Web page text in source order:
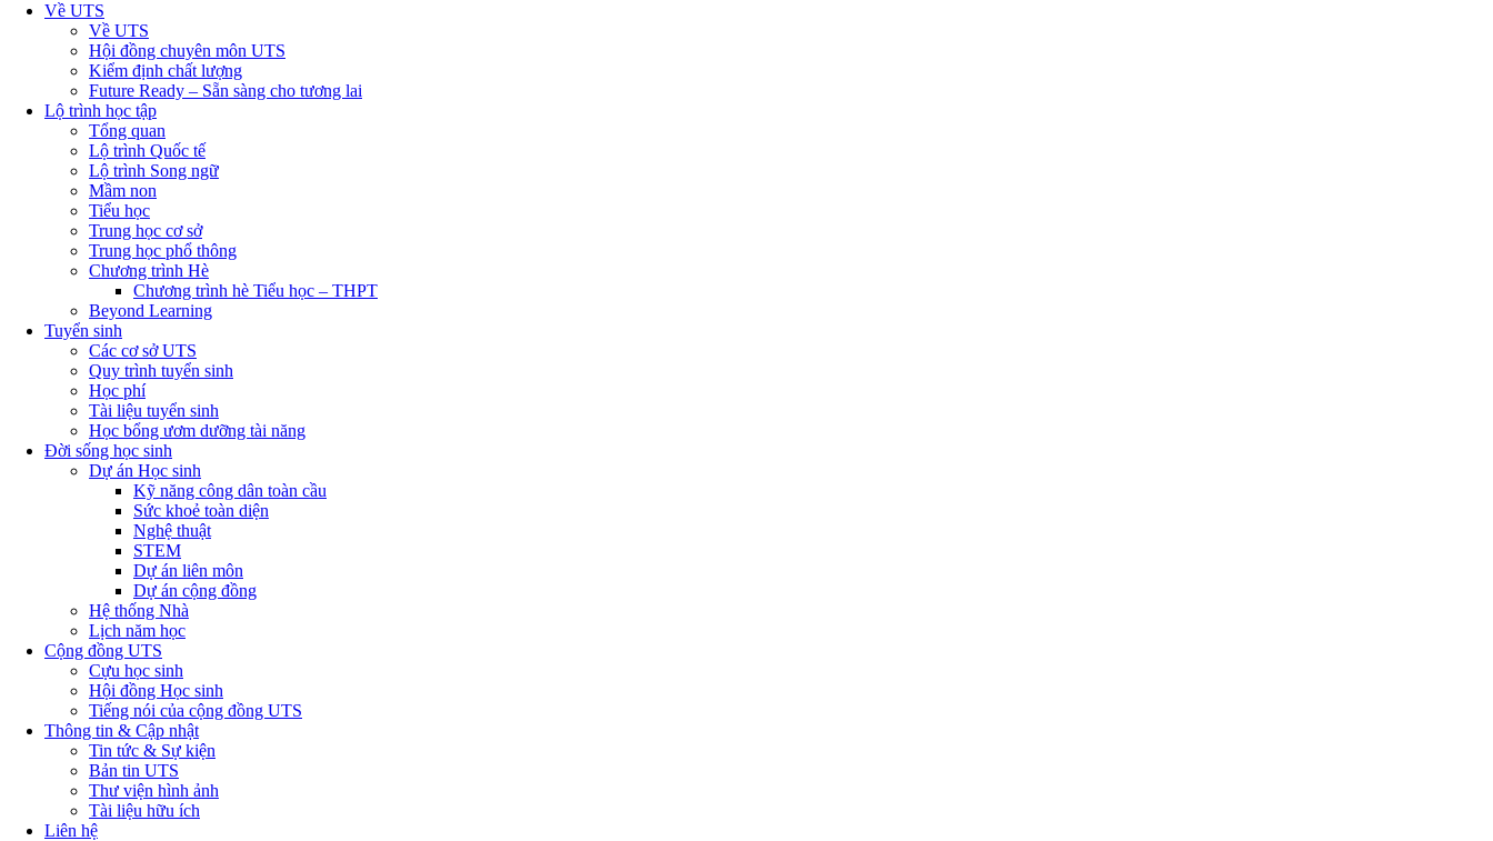
Về UTS
Về UTS
Hội đồng chuyên môn UTS
Kiểm định chất lượng
Future Ready – Sẵn sàng cho tương lai
Lộ trình học tập
Tổng quan
Lộ trình Quốc tế
Lộ trình Song ngữ
Mầm non
Tiểu học
Trung học cơ sở
Trung học phổ thông
Chương trình Hè
Chương trình hè Tiểu học – THPT
Beyond Learning
Tuyển sinh
Các cơ sở UTS
Quy trình tuyển sinh
Học phí
Tài liệu tuyển sinh
Học bổng ươm dưỡng tài năng
Đời sống học sinh
Dự án Học sinh
Kỹ năng công dân toàn cầu
Sức khoẻ toàn diện
Nghệ thuật
STEM
Dự án liên môn
Dự án cộng đồng
Hệ thống Nhà
Lịch năm học
Cộng đồng UTS
Cựu học sinh
Hội đồng Học sinh
Tiếng nói của cộng đồng UTS
Thông tin & Cập nhật
Tin tức & Sự kiện
Bản tin UTS
Thư viện hình ảnh
Tài liệu hữu ích
Liên hệ